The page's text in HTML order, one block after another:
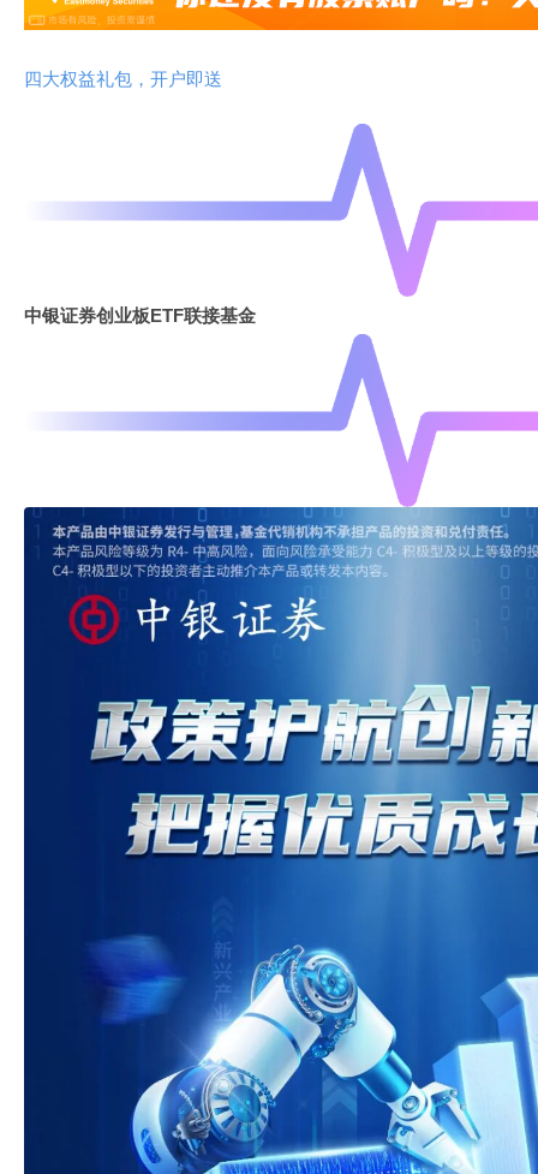
四大权益礼包，开户即送
中银证券创业板ETF联接基金